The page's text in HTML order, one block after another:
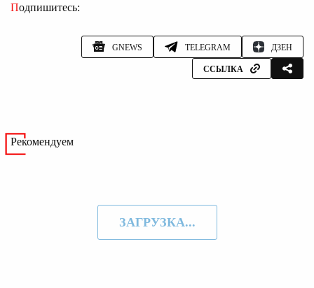
Подпишитесь:
GNEWS TELEGRAM ДЗЕН
ССЫЛКА
Рекомендуем
ЗАГРУЗКА...